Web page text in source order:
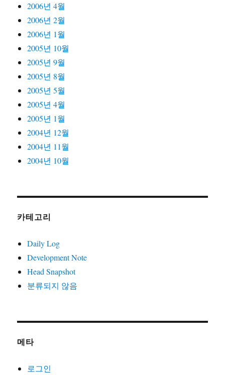
2006년 4월
2006년 2월
2006년 1월
2005년 10월
2005년 9월
2005년 8월
2005년 5월
2005년 4월
2005년 1월
2004년 12월
2004년 11월
2004년 10월
카테고리
Daily Log
Development Note
Head Snapshot
분류되지 않음
메타
로그인